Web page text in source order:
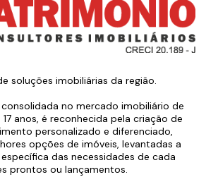
soluções imobiliárias da região.
no mercado imobiliário de
anos, é reconhecida pela criação de
personalizado e diferenciado,
opções de imóveis, levantadas a
das necessidades de cada
prontos ou lançamentos.